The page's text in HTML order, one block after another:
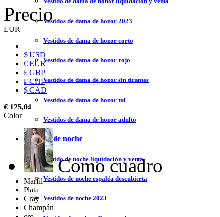
Vestidos de dama de honor 2023
Vestidos de dama de honor corto
Vestidos de dama de honor rojo
Vestidos de dama de honor sin tirantes
Vestidos de dama de honor tul
Vestidos de dama de honor adulto
Vestidos de noche
Vestido de noche liquidación y venta
Vestidos de noche espalda descubierta
Vestidos de noche 2023
Precio
EUR
$ USD
€ EUR
£ GBP
₣ CHF
$ CAD
€ 125,04
Color
Como cuadro
Marfil
Plata
Gray
Champán